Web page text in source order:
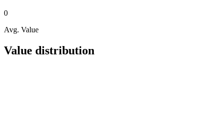
0
Avg. Value
Value distribution